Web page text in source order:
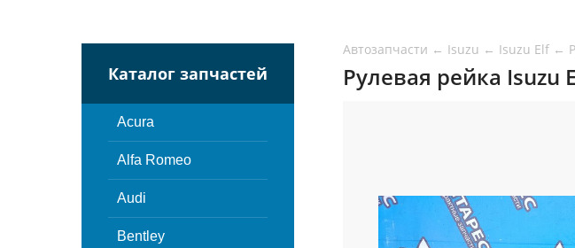
Каталог запчастей
Acura
Alfa Romeo
Audi
Bentley
Автозапчасти ← Isuzu ← Isuzu Elf ←
Рулевая рейка Isuzu